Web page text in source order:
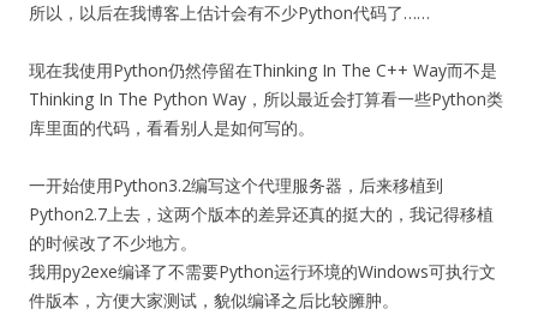
所以，以后在我博客上估计会有不少Python代码了……
现在我使用Python仍然停留在Thinking In The C++ Way而不是
Thinking In The Python Way，所以最近会打算看一些Python类
库里面的代码，看看别人是如何写的。
一开始使用Python3.2编写这个代理服务器，后来移植到
Python2.7上去，这两个版本的差异还真的挺大的，我记得移植
的时候改了不少地方。
我用py2exe编译了不需要Python运行环境的Windows可执行文
件版本，方便大家测试，貌似编译之后比较臃肿。